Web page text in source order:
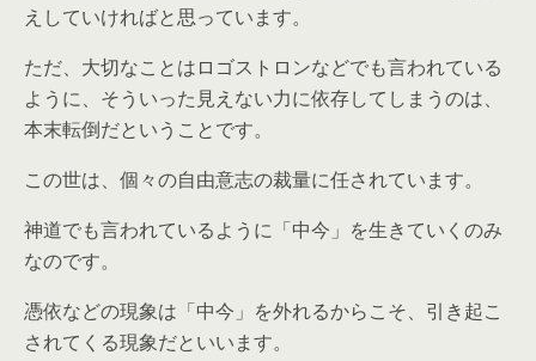
えしていければと思っています。
ただ、大切なことはロゴストロンなどでも言われている
ように、そういった見えない力に依存してしまうのは、
本末転倒だということです。
この世は、個々の自由意志の裁量に任されています。
神道でも言われているように「中今」を生きていくのみ
なのです。
憑依などの現象は「中今」を外れるからこそ、引き起こ
されてくる現象だといいます。